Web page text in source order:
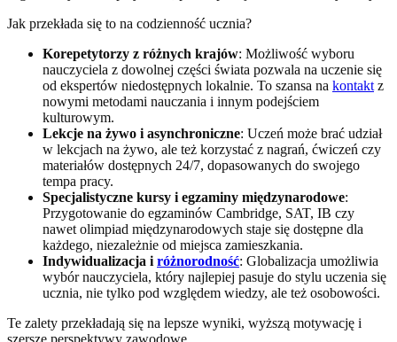
Jak przekłada się to na codzienność ucznia?
Korepetytorzy z różnych krajów: Możliwość wyboru
nauczyciela z dowolnej części świata pozwala na uczenie się
od ekspertów niedostępnych lokalnie. To szansa na kontakt z
nowymi metodami nauczania i innym podejściem
kulturowym.
Lekcje na żywo i asynchroniczne: Uczeń może brać udział
w lekcjach na żywo, ale też korzystać z nagrań, ćwiczeń czy
materiałów dostępnych 24/7, dopasowanych do swojego
tempa pracy.
Specjalistyczne kursy i egzaminy międzynarodowe:
Przygotowanie do egzaminów Cambridge, SAT, IB czy
nawet olimpiad międzynarodowych staje się dostępne dla
każdego, niezależnie od miejsca zamieszkania.
Indywidualizacja i różnorodność: Globalizacja umożliwia
wybór nauczyciela, który najlepiej pasuje do stylu uczenia się
ucznia, nie tylko pod względem wiedzy, ale też osobowości.
Te zalety przekładają się na lepsze wyniki, wyższą motywację i
szersze perspektywy zawodowe.